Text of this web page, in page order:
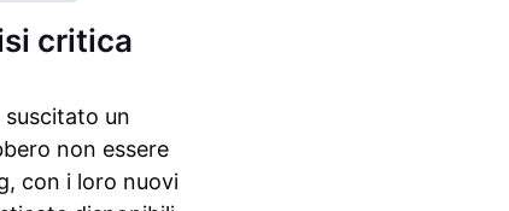
critica
suscitato un
non essere
con i loro nuovi